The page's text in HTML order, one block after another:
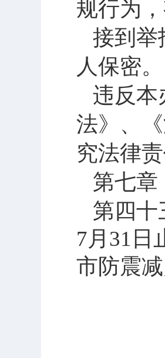
规行为
接到举
人保密。
违反本
法》、
究法律责
第七
第四
7月 31 日
市防震